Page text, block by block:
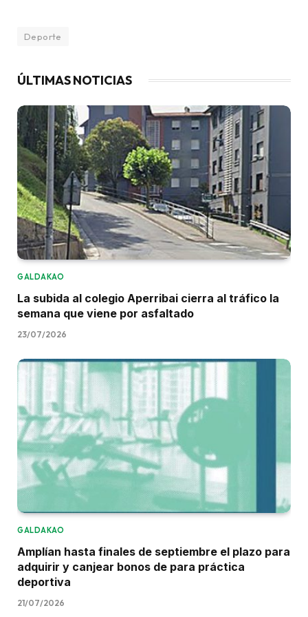
Deporte
ÚLTIMAS NOTICIAS
GALDAKAO
La subida al colegio Aperribai cierra al tráfico la
semana que viene por asfaltado
23/07/2026
GALDAKAO
Amplían hasta finales de septiembre el plazo para
adquirir y canjear bonos de para práctica
deportiva
21/07/2026